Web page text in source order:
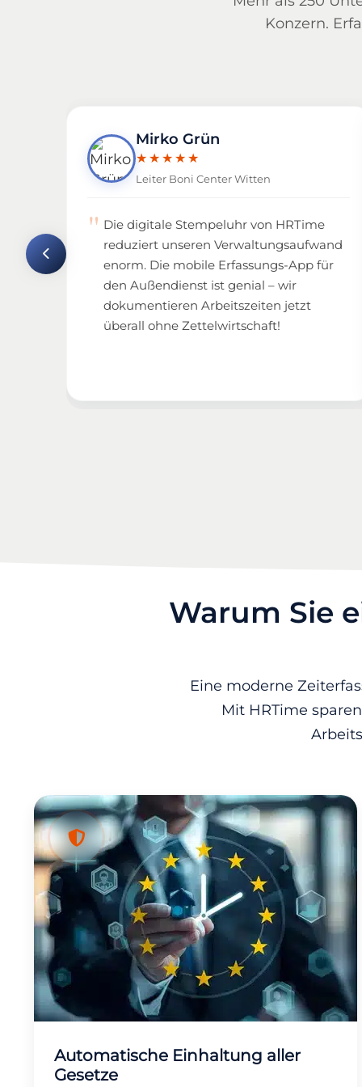
Konzern.
Mirko Grün
★★★★★
Leiter Boni Center Witten
Die digitale Stempeluhr von HRTime
reduziert unseren Verwaltungsaufwand
enorm. Die mobile Erfassungs-App für
den Außendienst ist genial – wir
dokumentieren Arbeitszeiten jetzt
überall ohne Zettelwirtschaft!
Warum Sie
Eine moderne
Mit HRTime
Automatische Einhaltung aller
Gesetze